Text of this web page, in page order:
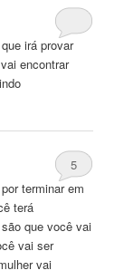
irá provar
encontrar
5
terminar em
terá
que você vai
vai ser
vai